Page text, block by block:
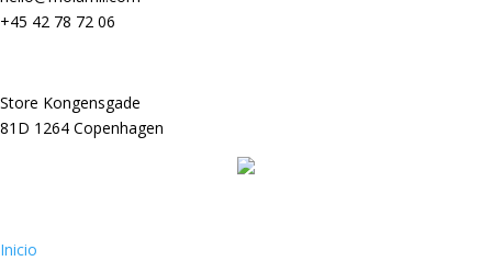
+45 42 78 72 06
Store Kongensgade
81D 1264 Copenhagen
Inicio